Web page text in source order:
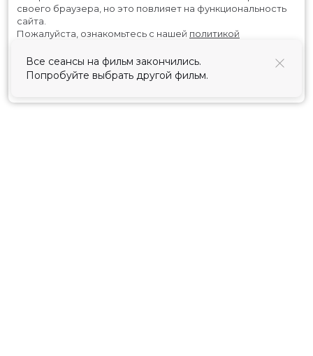
Все сеансы на фильм закончились.
Попробуйте выбрать другой фильм.
своего браузера, но это повлияет на функциональность
сайта.
Пожалуйста, ознакомьтесь с нашей политикой
Принять